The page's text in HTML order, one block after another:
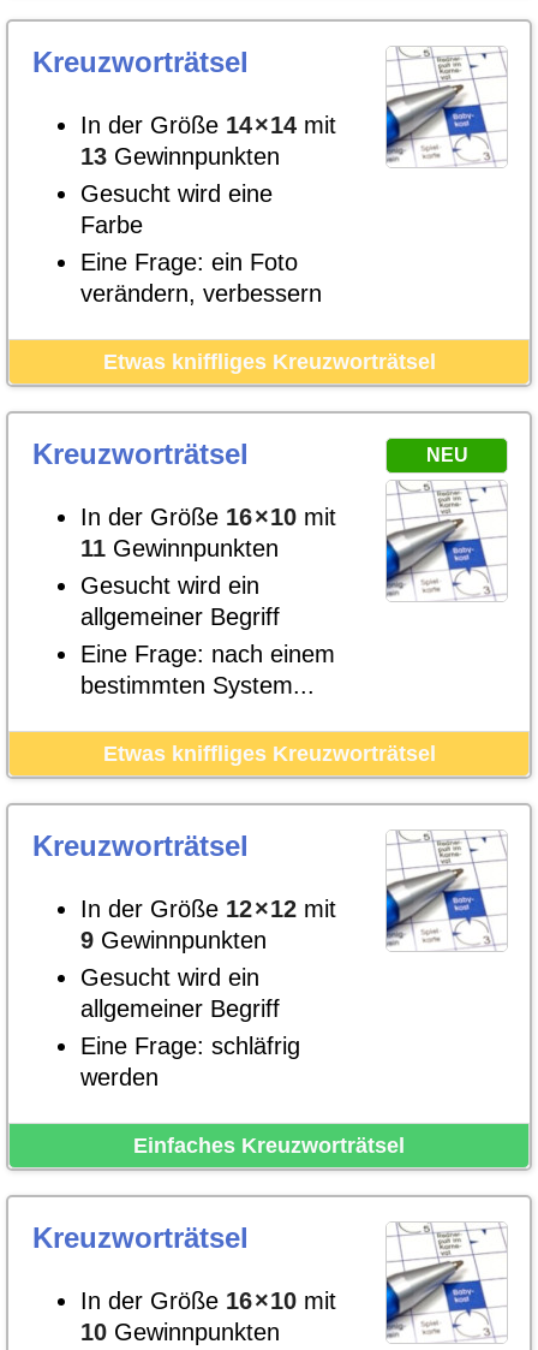
Kreuzworträtsel
In der Größe 14×14 mit
13 Gewinnpunkten
Gesucht wird eine
Farbe
Eine Frage: ein Foto
verändern, verbessern
Etwas kniffliges Kreuzworträtsel
NEU
Kreuzworträtsel
In der Größe 16×10 mit
11 Gewinnpunkten
Gesucht wird ein
allgemeiner Begriff
Eine Frage: nach einem
bestimmten System...
Etwas kniffliges Kreuzworträtsel
Kreuzworträtsel
In der Größe 12×12 mit
9 Gewinnpunkten
Gesucht wird ein
allgemeiner Begriff
Eine Frage: schläfrig
werden
Einfaches Kreuzworträtsel
Kreuzworträtsel
In der Größe 16×10 mit
10 Gewinnpunkten